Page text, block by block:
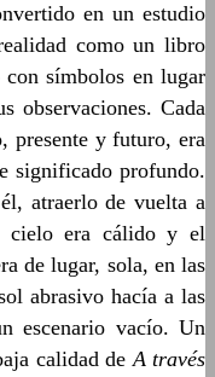
en un estudio
como un libro
símbolos en lugar
observaciones. Cada
presente y futuro, era
significado profundo.
atraerlo de vuelta a
cielo era cálido y el
de lugar, sola, en las
abrasivo hacía a las
escenario vacío. Un
calidad deA través